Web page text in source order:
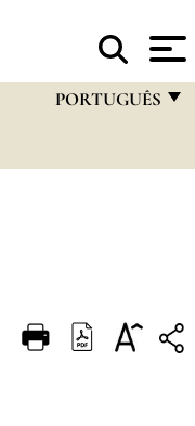
PORTUGUÊS
DEUTSCH